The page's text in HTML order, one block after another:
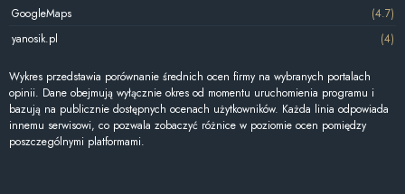
GoogleMaps
(4.7)
yanosik.pl
(4)
Wykres przedstawia porównanie średnich ocen firmy na wybranych portalach
opinii. Dane obejmują wyłącznie okres od momentu uruchomienia programu i
bazują na publicznie dostępnych ocenach użytkowników. Każda linia odpowiada
innemu serwisowi, co pozwala zobaczyć różnice w poziomie ocen pomiędzy
poszczególnymi platformami.